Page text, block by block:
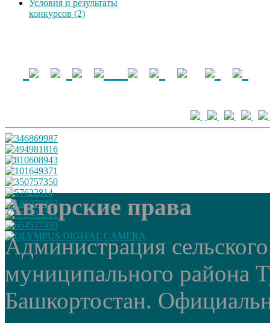
Условия и результаты
конкурсов (2)
Авторские права
Администрация
муниципального района
Башкортостан.